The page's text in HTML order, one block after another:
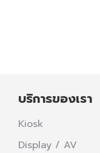
บริการของเรา
Kiosk
Display / AV